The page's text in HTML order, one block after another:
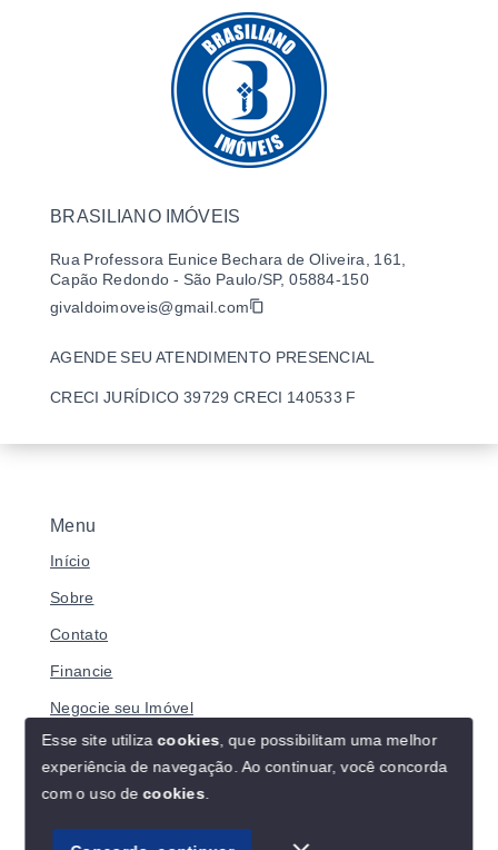
Menu
Início
Sobre
Contato
Financie
Negocie seu Imóvel
© Copyright 2026 - BRASILIANO IMÓVEIS - Todos os
BRASILIANO IMÓVEIS
Rua Professora Eunice Bechara de Oliveira, 161,
Capão Redondo - São Paulo/SP, 05884-150
givaldoimoveis@gmail.com
AGENDE SEU ATENDIMENTO PRESENCIAL
CRECI JURÍDICO 39729 CRECI 140533 F
Esse site utilizacookies , que possibilitam uma melhor
experiência de navegação. Ao continuar, você concorda
com o uso decookies